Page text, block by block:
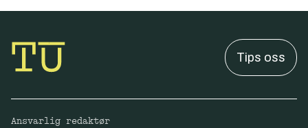
Tips oss
Ansvarlig redaktør